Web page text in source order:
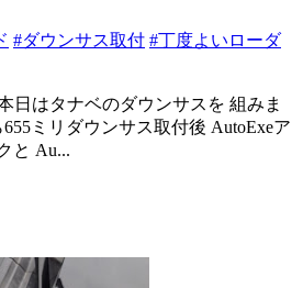
#ダウンサス取付 #丁度よいローダ
日はタナベのダウンサスを 組みま
ミリダウンサス取付後 AutoExeア
と Au...